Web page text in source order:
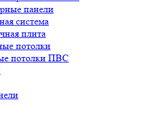
панели
система
плита
потолки
потолки ПВС